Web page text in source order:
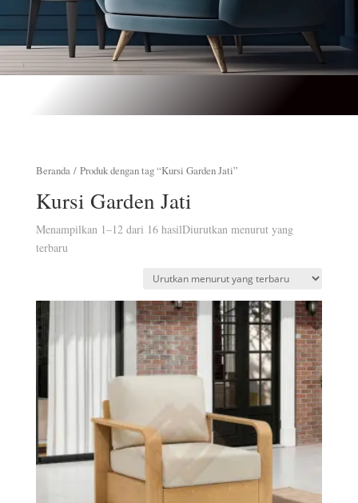
Beranda/ Produk dengan tag “Kursi Garden Jati”
Kursi Garden Jati
Menampilkan 1–12 dari 16 hasilDiurutkan menurut yang
terbaru